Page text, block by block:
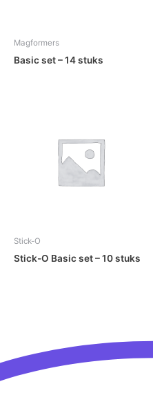
Magformers
Basic set – 14 stuks
Stick-O
Stick-O Basic set – 10 stuks